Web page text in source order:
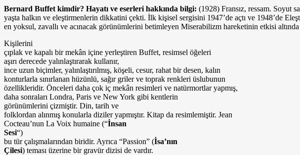
Bernard Buffet kimdir? Hayatı ve eserleri hakkında bilgi: (1928) Fransız, ressam. Soyut
yaşta halkın ve eleştir­menlerin dikkatini çekti. İlk kişisel sergisini 1947’de açtı ve 1948’de
en yoksul, zavallı ve acınacak görünümlerini betimleyen Miserabilizm hareketinin etkisi altında
Kişilerini
çıplak ve kapalı bir mekân içine yerleş­tiren Buffet, resimsel öğeleri
aşırı derecede yalınlaştırarak kullanır,
ince uzun biçimler, yalınlaştırılmış, köşeli, cesur, rahat bir desen, kalın
konturlarla sınırlanan hüzünlü, sağır griler ve toprak renkleri üslubunun
özellikleridir. Önceleri daha çok iç mekân resimleri ve natürmortlar yapmış,
daha sonraları Londra, Paris ve New York gibi kentlerin
görünüm­lerini çizmiştir. Din, tarih ve
folklordan alınmış konularla diziler yapmıştır. Kitap da resimlemiştir. Jean
Cocteau’nun La Voix humaine (“İnsan
Sesi“)
bu tür çalışmalarından biridir. Ayrıca “Passion” (İsa’nın
Çilesi) teması üzerine bir gravür dizisi de vardır.